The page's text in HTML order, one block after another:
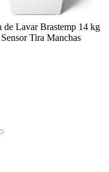
de Lavar Brastemp 14 kg
Tira Manchas